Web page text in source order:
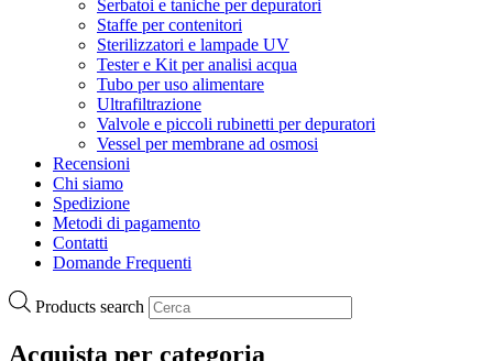
Serbatoi e taniche per depuratori
Staffe per contenitori
Sterilizzatori e lampade UV
Tester e Kit per analisi acqua
Tubo per uso alimentare
Ultrafiltrazione
Valvole e piccoli rubinetti per depuratori
Vessel per membrane ad osmosi
Recensioni
Chi siamo
Spedizione
Metodi di pagamento
Contatti
Domande Frequenti
Products search
Acquista per categoria